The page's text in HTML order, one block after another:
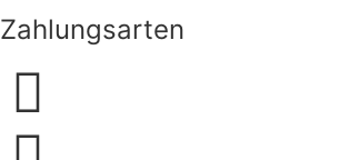
Zahlungsarten